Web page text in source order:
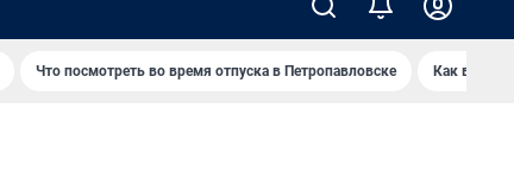
Что посмотреть во время отпуска в Петропавловске Как